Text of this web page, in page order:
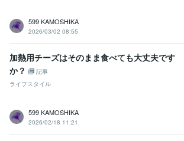
599 KAMOSHIKA
2026/03/02 08:55
加熱用チーズはそのまま食べても大丈夫です
か？
記事
ライフスタイル
599 KAMOSHIKA
2026/02/18 11:21